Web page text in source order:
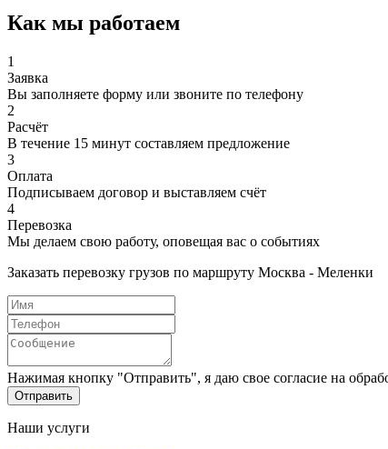
Как мы работаем
1
Заявка
Вы заполняете форму или звоните по телефону
2
Расчёт
В течение 15 минут составляем предложение
3
Оплата
Подписываем договор и выставляем счёт
4
Перевозка
Мы делаем свою работу, оповещая вас о событиях
Заказать перевозку грузов по маршруту Москва - Меленки
Нажимая кнопку "Отправить", я даю свое согласие на
Отправить
Наши услуги